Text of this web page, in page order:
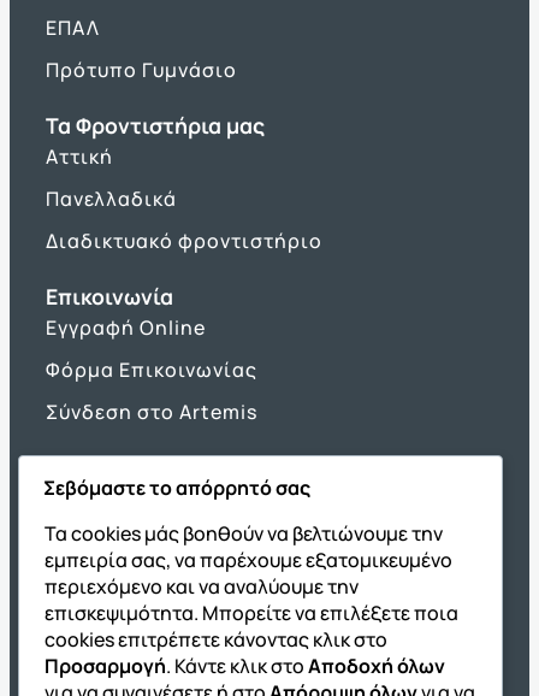
ΕΠΑΛ
Πρότυπο Γυμνάσιο
Τα Φροντιστήρια μας
Αττική
Πανελλαδικά
Διαδικτυακό φροντιστήριο
Επικοινωνία
Εγγραφή Online
Φόρμα Επικοινωνίας
Σύνδεση στο Artemis
Όμιλος ΔΙΑΚΡΟΤΗΜΑ
ΔΙΑΚΡΟΤΗΜΑ@Home
Σχολική Μελέτη After School
Εκδόσεις Καλαϊτζίδη
Franchise ΔΙΑΚΡΟΤΗΜΑ
Σεβόμαστε το απόρρητό σας
Τα cookies μάς βοηθούν να βελτιώνουμε την
εμπειρία σας, να παρέχουμε εξατομικευμένο
περιεχόμενο και να αναλύουμε την
επισκεψιμότητα. Μπορείτε να επιλέξετε ποια
cookies επιτρέπετε κάνοντας κλικ στο
Προσαρμογή. Κάντε κλικ στοΑποδοχή όλων